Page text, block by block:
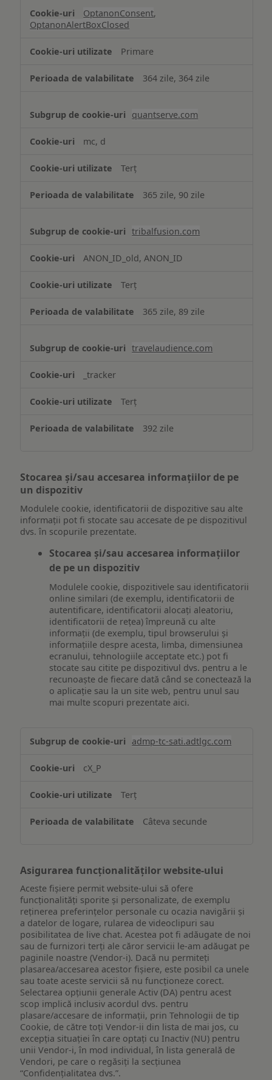
OptanonConsent,
OptanonAlertBoxClosed
Primare
364 zile, 364 zile
quantserve.com
mc, d
Terț
365 zile, 90 zile
tribalfusion.com
ANON_ID_old, ANON_ID
Terț
365 zile, 89 zile
travelaudience.com
_tracker
Terț
392 zile
Stocarea și/sau accesarea informațiilor de pe
un dispozitiv
Modulele cookie, identificatorii de dispozitive sau alte
informații pot fi stocate sau accesate de pe dispozitivul
dvs. în scopurile prezentate.
Stocarea și/sau accesarea informațiilor
de pe un dispozitiv
Modulele cookie, dispozitivele sau identificatorii
online similari (de exemplu, identificatorii de
autentificare, identificatorii alocați aleatoriu,
identificatorii de rețea) împreună cu alte
informații (de exemplu, tipul browserului și
informațiile despre acesta, limba, dimensiunea
ecranului, tehnologiile acceptate etc.) pot fi
stocate sau citite pe dispozitivul dvs. pentru a le
recunoaște de fiecare dată când se conectează la
o aplicație sau la un site web, pentru unul sau
mai multe scopuri prezentate aici.
și/sau
informațiilor
pe
dispozitiv
admp-tc-sati.adtlgc.com
cX_P
Terț
Câteva secunde
Asigurarea funcționalităților website-ului
Aceste fișiere permit website-ului să ofere
funcționalități sporite și personalizate, de exemplu
reţinerea preferinţelor personale cu ocazia navigării și
a datelor de logare, rularea de videoclipuri sau
posibilitatea de live chat. Acestea pot fi adăugate de noi
sau de furnizori terți ale căror servicii le-am adăugat pe
paginile noastre (Vendor-i). Dacă nu permiteți
plasarea/accesarea acestor fișiere, este posibil ca unele
sau toate aceste servicii să nu funcționeze corect.
Selectarea opțiunii generale Activ (DA) pentru acest
scop implică inclusiv acordul dvs. pentru
plasare/accesare de informații, prin Tehnologii de tip
Cookie, de către toți Vendor-ii din lista de mai jos, cu
excepția situației în care optați cu Inactiv (NU) pentru
unii Vendor-i, în mod individual, în lista generală de
Vendori, pe care o regăsiți la secțiunea
“Confidențialitatea dvs.”.